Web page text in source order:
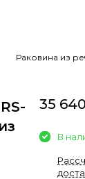
Раковина из
35
В